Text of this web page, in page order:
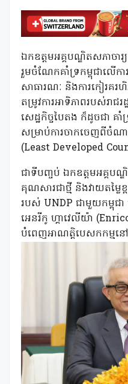
ឯកឧត្តមអគ្គបណ្ឌិតសភាចា
រួមចំណែកគាំទ្រកម្ពុជាលើកា
សាធារណៈ និងការកៀរគរហិ
តម្រូវការអាទិភាពរបស់រាជ
សេដ្ឋកិច្ចបៃតង ក៏ដូចជា គាំ
សម្រាប់ការចាកចេញពីចំណ
(Least Developed
ជាទីបញ្ចប់ ឯកឧត្តមអគ្គបណ្
គុណសារជាថ្មី និងវាយតម្លៃ
របស់ UNDP ជាមួយកម្ពុជ
អេនរីកូ ហ្គាវេលីយ៉ា
បំពេញអាណត្តិបេសកកម្ម